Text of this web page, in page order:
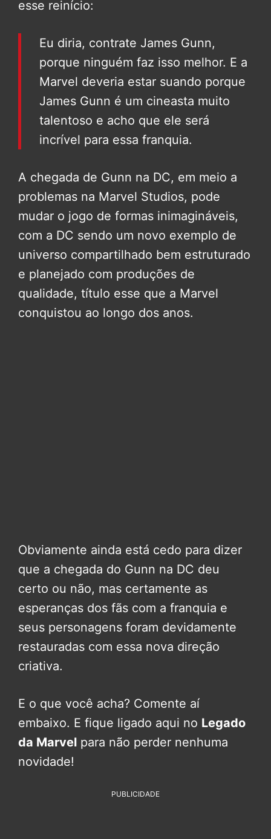
esse reinício:
Eu diria, contrate James Gunn,
porque ninguém faz isso melhor. E a
Marvel deveria estar suando porque
James Gunn é um cineasta muito
talentoso e acho que ele será
incrível para essa franquia.
A chegada de Gunn na DC, em meio a
problemas na Marvel Studios, pode
mudar o jogo de formas inimagináveis,
com a DC sendo um novo exemplo de
universo compartilhado bem estruturado
e planejado com produções de
qualidade, título esse que a Marvel
conquistou ao longo dos anos.
Obviamente ainda está cedo para dizer
que a chegada do Gunn na DC deu
certo ou não, mas certamente as
esperanças dos fãs com a franquia e
seus personagens foram devidamente
restauradas com essa nova direção
criativa.
E o que você acha? Comente aí
embaixo. E fique ligado aqui no Legado
da Marvel para não perder nenhuma
novidade!
PUBLICIDADE